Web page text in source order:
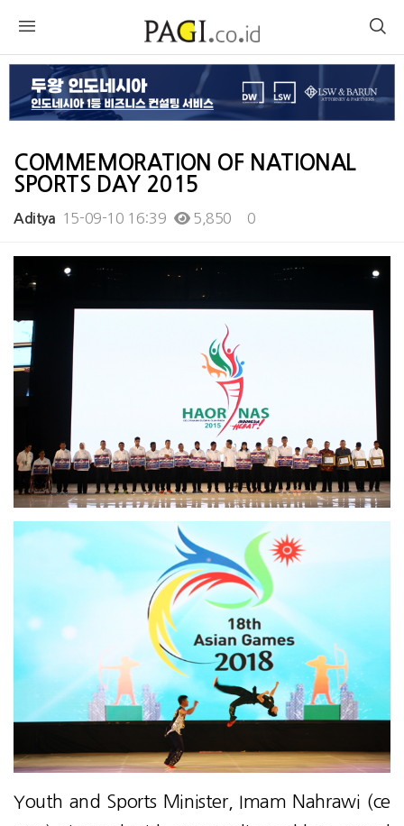
COMMEMORATION OF NATIONAL
SPORTS DAY 2015
Aditya 15-09-10 16:39 5,850 0
Youth and Sports Minister, Imam Nahrawi (ce